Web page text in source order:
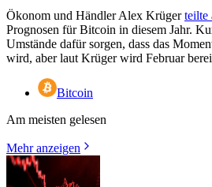
Ökonom und Händler Alex Krügerteilte
Prognosen für Bitcoin in diesem Jahr.
Umstände dafür sorgen, dass das
wird, aber laut Krüger wird Februar
Bitcoin
Am meisten gelesen
Mehr anzeigen